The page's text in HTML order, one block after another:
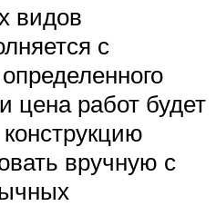
видов
с
цена работ будет
вручную с